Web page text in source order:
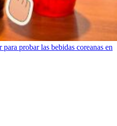
probar las bebidas coreanas en